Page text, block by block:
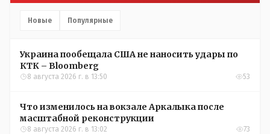
Новые Популярные
Украина пообещала США не наносить удары по
КТК – Bloomberg
8 августа 2026 г. в 13:50 53
Что изменилось на вокзале Аркалыка после
масштабной реконструкции
8 августа 2026 г. в 13:02 73